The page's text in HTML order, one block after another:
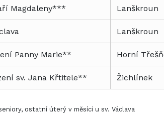
Magdaleny*** Lanškroun
Lanškroun
Panny Marie** Horní
sv. Jana Křtitele** Žichlínek
ostatní úterý v měsíci u sv. Václava